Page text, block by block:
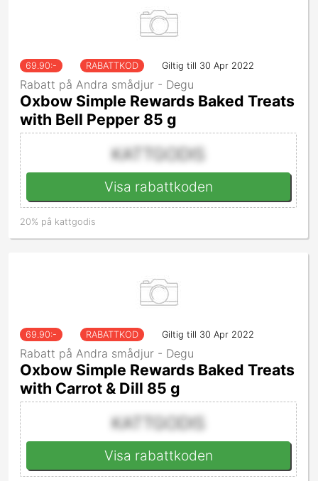
69.90:- RABATTKOD Giltig till 30 Apr 2022
Rabatt på Andra smådjur - Degu
Oxbow Simple Rewards Baked Treats
with Bell Pepper 85 g
KATTGODIS
Visa rabattkoden
20% på kattgodis
69.90:- RABATTKOD Giltig till 30 Apr 2022
Rabatt på Andra smådjur - Degu
Oxbow Simple Rewards Baked Treats
with Carrot & Dill 85 g
KATTGODIS
Visa rabattkoden